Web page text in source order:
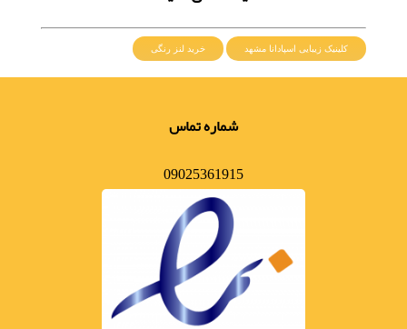
کلینیک زیبایی اسپادانا مشهد خرید لنز رنگی
شماره تماس
09025361915